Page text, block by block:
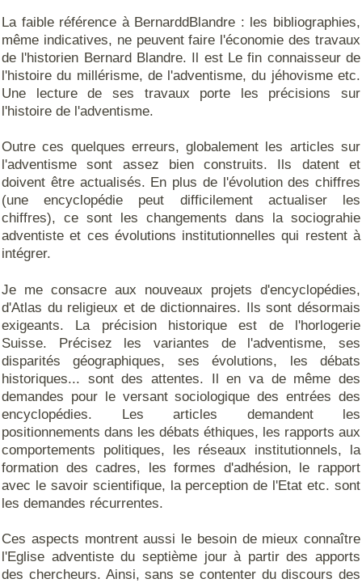
La faible référence à BernarddBlandre : les bibliographies,
même indicatives, ne peuvent faire l'économie des travaux
de l'historien Bernard Blandre. Il est Le fin connaisseur de
l'histoire du millérisme, de l'adventisme, du jéhovisme etc.
Une lecture de ses travaux porte les précisions sur
l'histoire de l'adventisme.
Outre ces quelques erreurs, globalement les articles sur
l'adventisme sont assez bien construits. Ils datent et
doivent être actualisés. En plus de l'évolution des chiffres
(une encyclopédie peut difficilement actualiser les
chiffres), ce sont les changements dans la sociograhie
adventiste et ces évolutions institutionnelles qui restent à
intégrer.
Je me consacre aux nouveaux projets d'encyclopédies,
d'Atlas du religieux et de dictionnaires. Ils sont désormais
exigeants. La précision historique est de l'horlogerie
Suisse. Précisez les variantes de l'adventisme, ses
disparités géographiques, ses évolutions, les débats
historiques... sont des attentes. Il en va de même des
demandes pour le versant sociologique des entrées des
encyclopédies. Les articles demandent les
positionnements dans les débats éthiques, les rapports aux
comportements politiques, les réseaux institutionnels, la
formation des cadres, les formes d'adhésion, le rapport
avec le savoir scientifique, la perception de l'Etat etc. sont
les demandes récurrentes.
Ces aspects montrent aussi le besoin de mieux connaître
l'Eglise adventiste du septième jour à partir des apports
des chercheurs. Ainsi, sans se contenter du discours des